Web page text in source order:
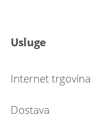
Usluge
Internet trgovina
Dostava